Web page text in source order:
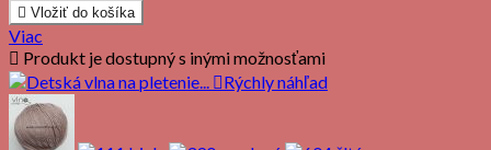
 Vložiť do košíka
Viac
 Produkt je dostupný s inými možnosťami
Rýchly náhľad